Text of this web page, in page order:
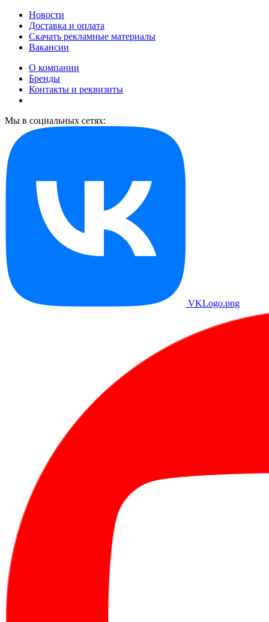
Новости
Доставка и оплата
Скачать рекламные материалы
Вакансии
О компании
Бренды
Контакты и реквизиты
Мы в социальных сетях:
VKLogo.png